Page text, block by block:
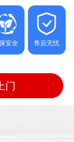
安全 售后无忧
门